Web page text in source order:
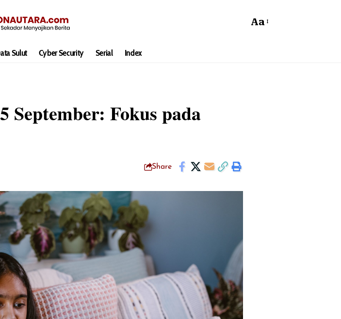
Aa
Sulut Cyber Security Serial Index
September: Fokus pada
Share